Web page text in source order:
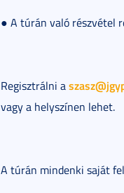
● A túrán való részvétel
Regisztrálni a
vagy a helyszínen lehet.
A túrán mindenki saját